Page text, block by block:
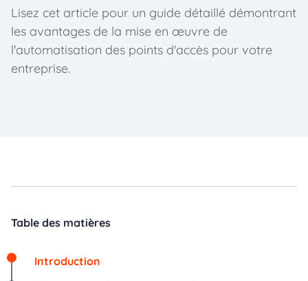
Lisez cet article pour un guide détaillé démontrant
les avantages de la mise en œuvre de
l'automatisation des points d'accès pour votre
entreprise.
Table des matières
Introduction